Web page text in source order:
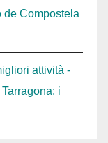
de Compostela
attività -
i